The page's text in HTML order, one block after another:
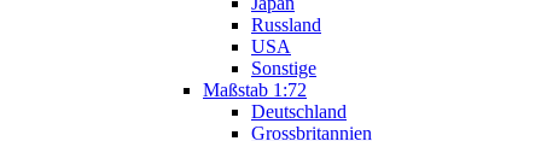
Russland
USA
Sonstige
Maßstab 1:72
Deutschland
Grossbritannien